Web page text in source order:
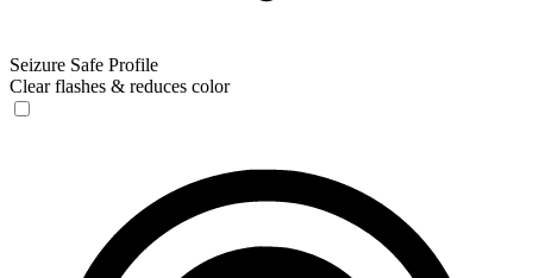
Seizure Safe Profile
Clear flashes & reduces color